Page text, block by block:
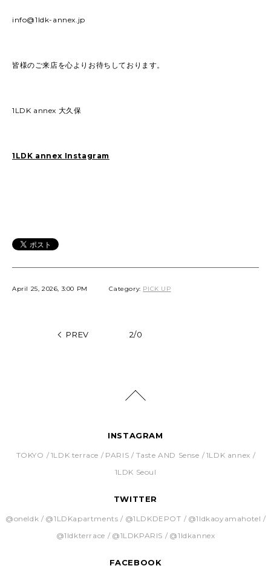
info@1ldk-annex.jp
皆様のご来店を心よりお待ちしております。
1LDK annex 大久保
1LDK annex Instagram
April 25, 2026, 3:00 PM Category: PICK UP
PREV 2/0
INSTAGRAM
TOKYO 1LDK terrace PARIS Taste AND Sense
1LDK annex
1LDK Seoul
TWITTER
@oneldk @1LDKapartments @1LDKDEPOT
@1ldkaoyamahotel
@1ldkterrace
@1LDKPARIS @1ldkannex
FACEBOOK